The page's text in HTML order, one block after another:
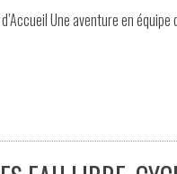
Une aventure en